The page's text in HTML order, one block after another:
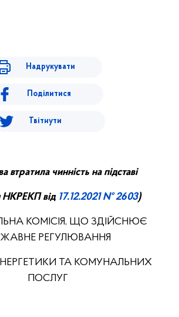
Надрукувати
Поділитися
Твітнути
втратила чинність на підставі
НКРЕКПвід 17.12.2021№ 2603)
КОМІСІЯ, ЩО ЗДІЙСНЮЄ
РЕГУЛЮВАННЯ
ТА КОМУНАЛЬНИХ
ПОСЛУГ